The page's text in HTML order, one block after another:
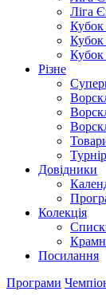
Ліга
Кубок
Різне
Довідники
Колекція
Посилання
Програми